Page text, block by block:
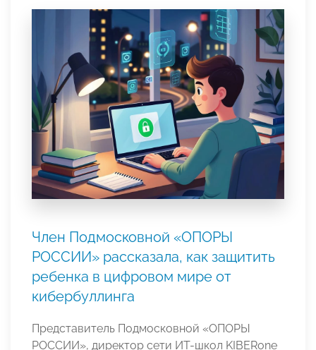
Член Подмосковной «ОПОРЫ
РОССИИ» рассказала, как защитить
ребенка в цифровом мире от
кибербуллинга
Представитель Подмосковной «ОПОРЫ
РОССИИ», директор сети ИT-школ KIBERone